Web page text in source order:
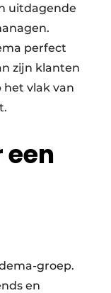
uitdagende
perfect
zijn klanten
het vlak van
een
groep.
en